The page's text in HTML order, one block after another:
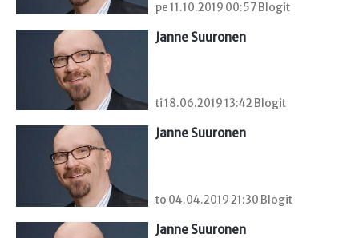
pe 11.10.2019 00:57 Blogit
Janne Suuronen
ti 18.06.2019 13:42 Blogit
Janne Suuronen
to 04.04.2019 21:30 Blogit
Janne Suuronen